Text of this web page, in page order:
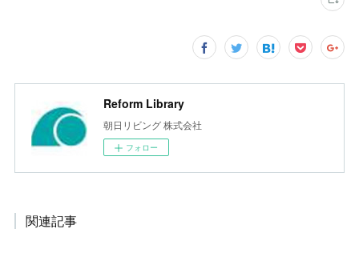
Reform Library
朝日リビング 株式会社
フォロー
関連記事